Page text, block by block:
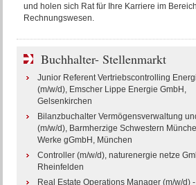
und holen sich Rat für Ihre Karriere im Bereich
Rechnungswesen.
Buchhalter- Stellenmarkt
Junior Referent Vertriebscontrolling
(m/w/d), Emscher Lippe Energie GmbH,
Gelsenkirchen
Bilanzbuchalter Vermögensverwaltung
(m/w/d), Barmherzige Schwestern
Werke gGmbH, München
Controller (m/w/d), naturenergie netze
Rheinfelden
Real Estate Operations Manager (m/w/d) -